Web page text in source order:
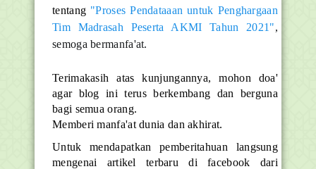
tentang "Proses Pendataaan untuk Penghargaan
Tim Madrasah Peserta AKMI Tahun 2021",
semoga bermanfa'at.
Terimakasih atas kunjungannya, mohon doa'
agar blog ini terus berkembang dan berguna
bagi semua orang.
Memberi manfa'at dunia dan akhirat.
Untuk mendapatkan pemberitahuan langsung
mengenai artikel terbaru di facebook dari